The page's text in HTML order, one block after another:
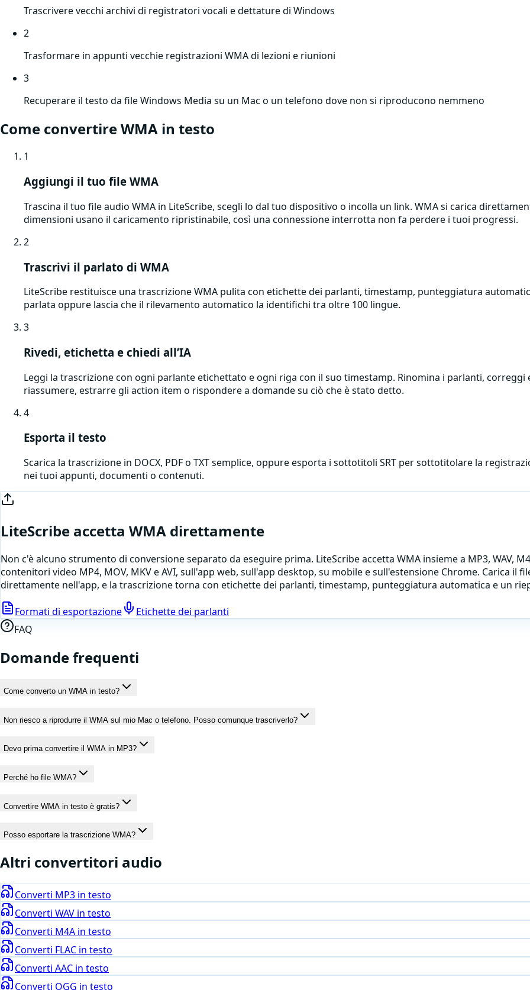
Trascrivere vecchi archivi di registratori vocali e dettature di Windows
2
Trasformare in appunti vecchie registrazioni WMA di lezioni e riunioni
3
Recuperare il testo da file Windows Media su un Mac o un telefono dove non si riproducono nemmeno
Come convertireWMA in testo
1
Aggiungi il tuo file WMA
Trascina il tuo file audio WMA in LiteScribe, scegli lo dal tuo dispositivo o incolla un link. WMA si carica
dimensioni usano il caricamento ripristinabile, così una connessione interrotta non fa perdere i tuoi progressi.
2
Trascrivi il parlato di WMA
LiteScribe restituisce una trascrizione WMA pulita con etichette dei parlanti, timestamp, punteggiatura
parlata oppure lascia che il rilevamento automatico la identifichi tra oltre 100 lingue.
3
Rivedi, etichetta e chiedi all’IA
Leggi la trascrizione con ogni parlante etichettato e ogni riga con il suo timestamp. Rinomina i parlanti,
riassumere, estrarre gli action item o rispondere a domande su ciò che è stato detto.
4
Esporta il testo
Scarica la trascrizione in DOCX, PDF o TXT semplice, oppure esporta i sottotitoli SRT per sottotitolare la
nei tuoi appunti, documenti o contenuti.
LiteScribe accetta WMA direttamente
Non c'è alcuno strumento di conversione separato da eseguire prima. LiteScribe accetta WMA insieme a MP3, WAV,
contenitori video MP4, MOV, MKV e AVI, sull'app web, sull'app desktop, su mobile e sull'estensione Chrome. Carica il
direttamente nell'app, e la trascrizione torna con etichette dei parlanti, timestamp, punteggiatura automatica e un
Formati di esportazione
Etichette dei parlanti
FAQ
Domande frequenti
Come converto un WMA in testo?
Non riesco a riprodurre il WMA sul mio Mac o telefono. Posso comunque trascriverlo?
Devo prima convertire il WMA in MP3?
Perché ho file WMA?
Convertire WMA in testo è gratis?
Posso esportare la trascrizione WMA?
Altri convertitori audio
Converti MP3 in testo
Converti WAV in testo
Converti M4A in testo
Converti FLAC in testo
Converti AAC in testo
Converti OGG in testo